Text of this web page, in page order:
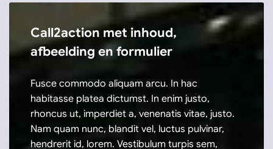
Call2action met inhoud,
afbeelding en formulier
Fusce commodo aliquam arcu. In hac
habitasse platea dictumst. In enim justo,
rhoncus ut, imperdiet a, venenatis vitae, justo.
Nam quam nunc, blandit vel, luctus pulvinar,
hendrerit id, lorem. Vestibulum turpis sem,